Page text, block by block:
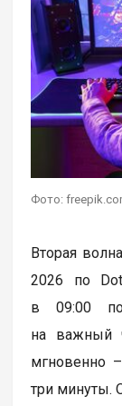
Фото:
Вторая
2026 по
в 09:00
на важный
мгновенно
три минуты.